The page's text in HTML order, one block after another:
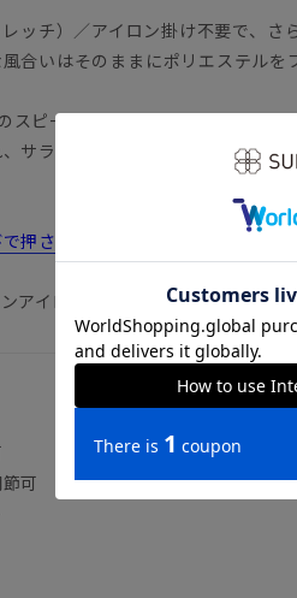
ッチ）／アイロン掛け不要で、さ
合いはそのままにポリエステルを
スピードで汗を吸収・蒸散し、肌
サラリと快適な着用感を実現しま
押さえるべきポイントを徹底解説
アイロン イージーケア 形態安
可